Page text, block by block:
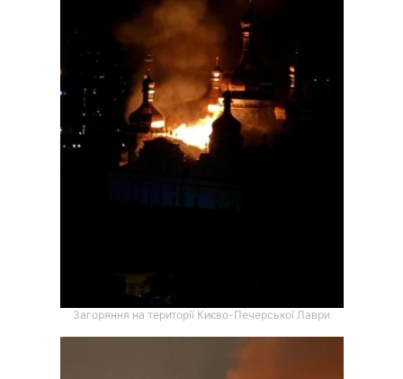
Загоряння на території Києво-Печерської Лаври